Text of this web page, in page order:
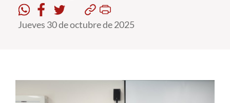
Admisión
Jueves 30 de octubre de 2025